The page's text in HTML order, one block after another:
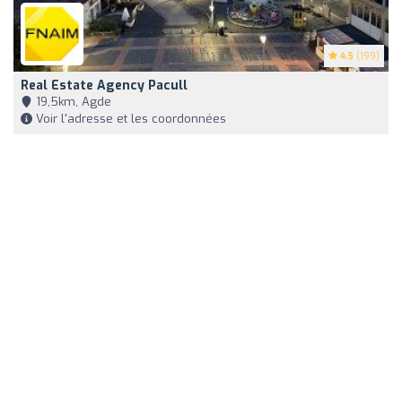
4.5 (199)
Real Estate Agency Pacull
19,5km, Agde
Voir l'adresse et les coordonnées